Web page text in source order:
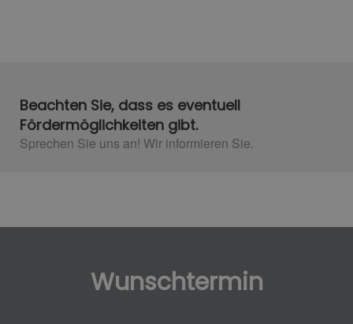
Beachten Sie, dass es eventuell
Fördermöglichkeiten gibt.
Sprechen Sie uns an! Wir informieren Sie.​
Wunschtermin